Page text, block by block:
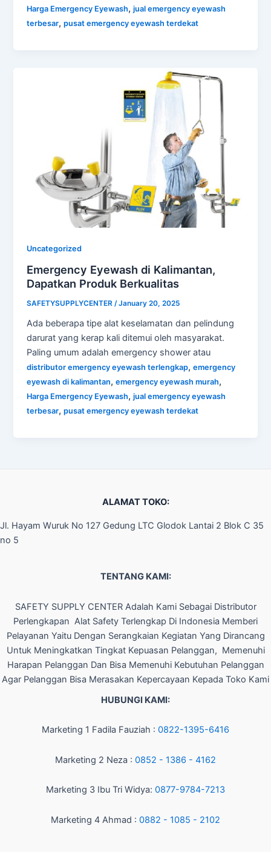
Harga Emergency Eyewash,jual emergency eyewash
terbesar,pusat emergency eyewash terdekat
Uncategorized
Emergency Eyewash di Kalimantan,
Dapatkan Produk Berkualitas
SAFETYSUPPLYCENTER /January 20, 2025
Ada beberapa tipe alat keselamatan dan pelindung
darurat yang kerap kali ditemui oleh masyarakat.
Paling umum adalah emergency shower atau
distributor emergency eyewash terlengkap,emergency
eyewash di kalimantan,emergency eyewash murah,
Harga Emergency Eyewash,jual emergency eyewash
terbesar,pusat emergency eyewash terdekat
ALAMAT TOKO:
Jl. Hayam Wuruk No 127 Gedung LTC Glodok Lantai 2 Blok C 35
no 5
TENTANG KAMI:
SAFETY SUPPLY CENTER Adalah Kami Sebagai Distributor
Perlengkapan Alat Safety Terlengkap Di Indonesia Memberi
Pelayanan Yaitu Dengan Serangkaian Kegiatan Yang Dirancang
Untuk Meningkatkan Tingkat Kepuasan Pelanggan, Memenuhi
Harapan Pelanggan Dan Bisa Memenuhi Kebutuhan Pelanggan
Agar Pelanggan Bisa Merasakan Kepercayaan Kepada Toko Kami
HUBUNGI KAMI:
Marketing 1 Fadila Fauziah : 0822-1395-6416
Marketing 2 Neza : 0852 - 1386 - 4162
Marketing 3 Ibu Tri Widya: 0877-9784-7213
Marketing 4 Ahmad : 0882 - 1085 - 2102